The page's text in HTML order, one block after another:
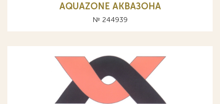
AQUAZONE АКВАЗОНА
№ 244939